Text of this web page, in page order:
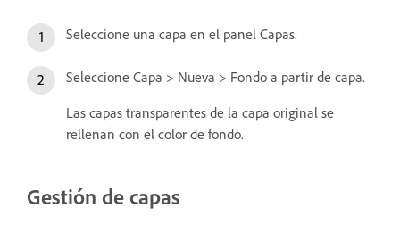
Seleccione una capa en el panel Capas.
Seleccione Capa > Nueva > Fondo a partir de capa.
Las capas transparentes de la capa original se
rellenan con el color de fondo.
Gestión de capas